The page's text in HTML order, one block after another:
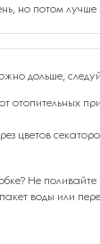
но потом лучше
дольше,
отопительных
цветов
Не поливайте
воды или